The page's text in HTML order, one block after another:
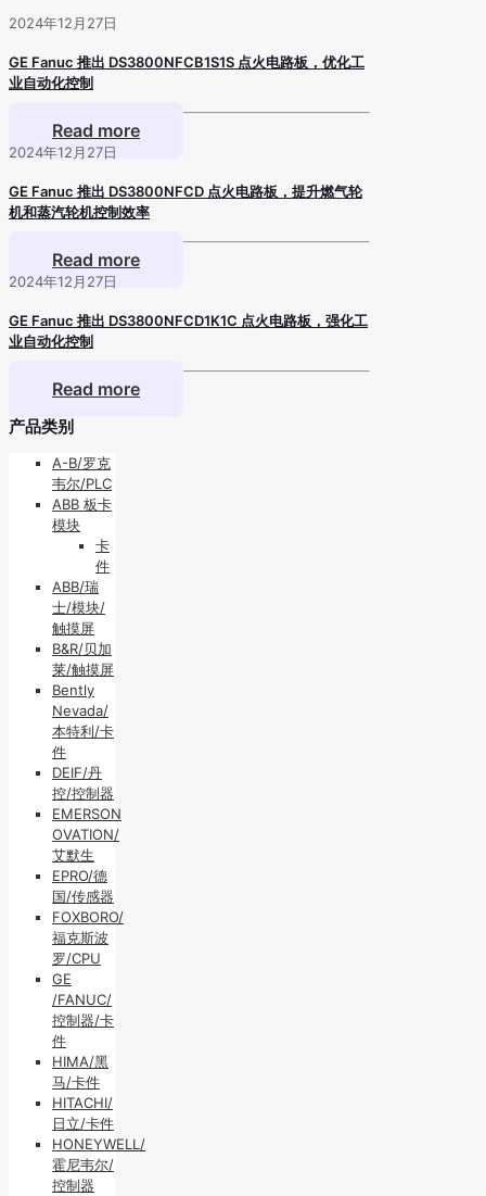
2024年12月27日
GE Fanuc 推出 DS3800NFCB1S1S 点火电路板，优化工
业自动化控制
Read more
2024年12月27日
GE Fanuc 推出 DS3800NFCD 点火电路板，提升燃气轮
机和蒸汽轮机控制效率
Read more
2024年12月27日
GE Fanuc 推出 DS3800NFCD1K1C 点火电路板，强化工
业自动化控制
Read more
产品类别
A-B/罗克
韦尔/PLC
ABB 板卡
模块
卡
件
ABB/瑞
士/模块/
触摸屏
B&R/贝加
莱/触摸屏
Bently
Nevada/
本特利/卡
件
DEIF/丹
控/控制器
EMERSON
OVATION/
艾默生
EPRO/德
国/传感器
FOXBORO/
福克斯波
罗/CPU
GE
/FANUC/
控制器/卡
件
HIMA/黑
马/卡件
HITACHI/
日立/卡件
HONEYWELL/
霍尼韦尔/
控制器